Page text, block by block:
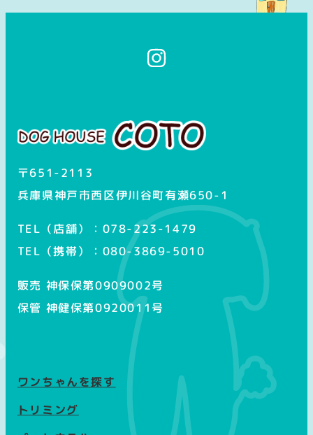
ム
〒651-2113
兵庫県神戸市西区伊川谷町有瀬650-1
TEL（店舗）：078-223-1479
TEL（携帯）：080-3869-5010
販売 神保保第0909002号
保管 神健保第0920011号
ワンちゃんを探す
トリミング